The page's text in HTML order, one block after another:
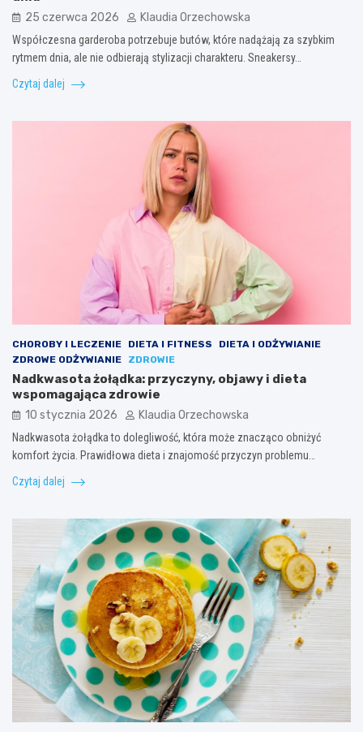
25 czerwca 2026 Klaudia Orzechowska
Współczesna garderoba potrzebuje butów, które nadążają za szybkim
rytmem dnia, ale nie odbierają stylizacji charakteru. Sneakersy…
Czytaj dalej
CHOROBY I LECZENIE DIETA I FITNESS
DIETA I ODŻYWIANIE
ZDROWE ODŻYWIANIE
ZDROWIE
Nadkwasota żołądka: przyczyny, objawy i dieta
wspomagająca zdrowie
10 stycznia 2026 Klaudia Orzechowska
Nadkwasota żołądka to dolegliwość, która może znacząco obniżyć
komfort życia. Prawidłowa dieta i znajomość przyczyn problemu…
Czytaj dalej